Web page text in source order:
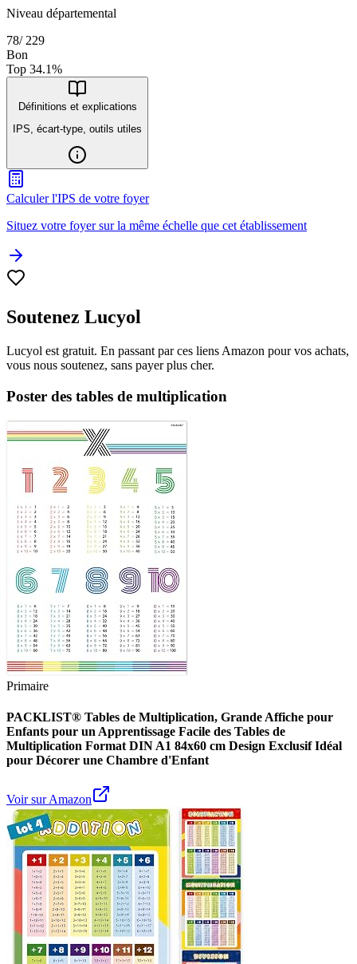
Niveau départemental
78/ 229
Bon
Top 34.1%
Définitions et explications
IPS, écart-type, outils utiles
Calculer l'IPS de votre foyer
Situez votre foyer sur la même échelle que cet établissement
Soutenez Lucyol
Lucyol est gratuit. En passant par ces liens Amazon pour vos achats,
vous nous soutenez, sans payer plus cher.
Poster des tables de multiplication
Primaire
PACKLIST® Tables de Multiplication, Grande Affiche pour
Enfants pour un Apprentissage Facile des Tables de
Multiplication Format DIN A1 84x60 cm Design Exclusif Idéal
pour Décorer une Chambre d'Enfant
Voir sur Amazon